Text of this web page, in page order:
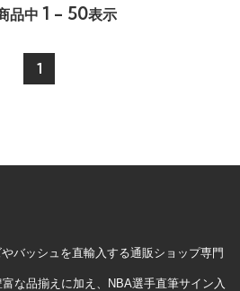
品中 1 - 50表示
1
バッシュを直輸入する通販ショップ専門
な品揃えに加え、NBA選手直筆サイン入